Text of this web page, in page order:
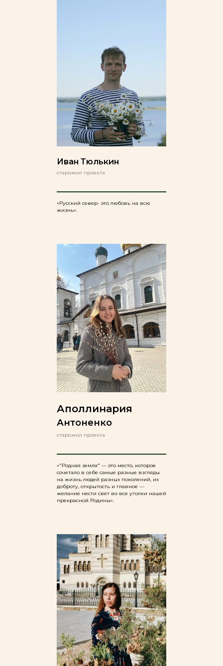
Иван Тюлькин
старожил проекта
«Русский север- это любовь на всю
жизнь».
Аполлинария
Антоненко
старожил проекта
«"Родная земля" — это место, которое
сочетало в себе самые разные взгляды
на жизнь людей разных поколений, их
доброту, открытость и главное —
желание нести свет во все уголки нашей
прекрасной Родины».